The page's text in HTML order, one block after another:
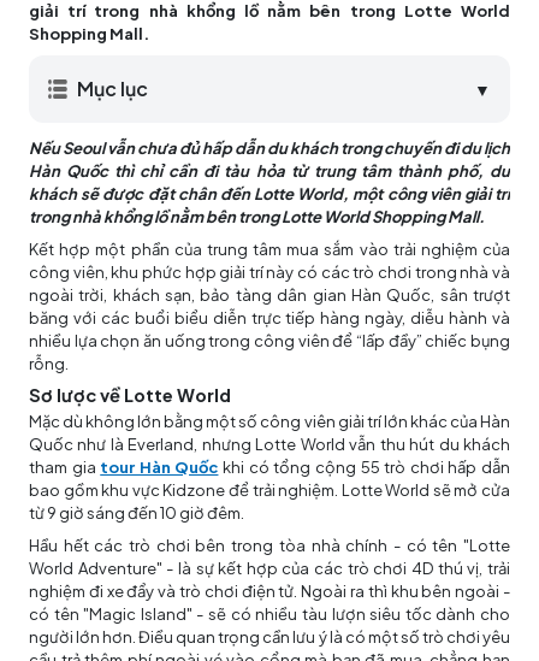
giải trí trong nhà khổng lồ nằm bên trong Lotte World
Shopping Mall.
Mục lục ▼
Nếu Seoul vẫn chưa đủ hấp dẫn du khách trong chuyến đi du lịch
Hàn Quốc thì chỉ cần đi tàu hỏa từ trung tâm thành phố, du
khách sẽ được đặt chân đến Lotte World, một công viên giải trí
trong nhà khổng lồ nằm bên trong Lotte World Shopping Mall.
Kết hợp một phần của trung tâm mua sắm vào trải nghiệm của
công viên, khu phức hợp giải trí này có các trò chơi trong nhà và
ngoài trời, khách sạn, bảo tàng dân gian Hàn Quốc, sân trượt
băng với các buổi biểu diễn trực tiếp hàng ngày, diễu hành và
nhiều lựa chọn ăn uống trong công viên để “lấp đầy” chiếc bụng
rỗng.
Sơ lược về Lotte World
Mặc dù không lớn bằng một số công viên giải trí lớn khác của Hàn
Quốc như là Everland, nhưng Lotte World vẫn thu hút du khách
tham gia tour Hàn Quốc khi có tổng cộng 55 trò chơi hấp dẫn
bao gồm khu vực Kidzone để trải nghiệm. Lotte World sẽ mở cửa
từ 9 giờ sáng đến 10 giờ đêm.
Hầu hết các trò chơi bên trong tòa nhà chính - có tên "Lotte
World Adventure" - là sự kết hợp của các trò chơi 4D thú vị, trải
nghiệm đi xe đẩy và trò chơi điện tử. Ngoài ra thì khu bên ngoài -
có tên "Magic Island" - sẽ có nhiều tàu lượn siêu tốc dành cho
người lớn hơn. Điều quan trọng cần lưu ý là có một số trò chơi yêu